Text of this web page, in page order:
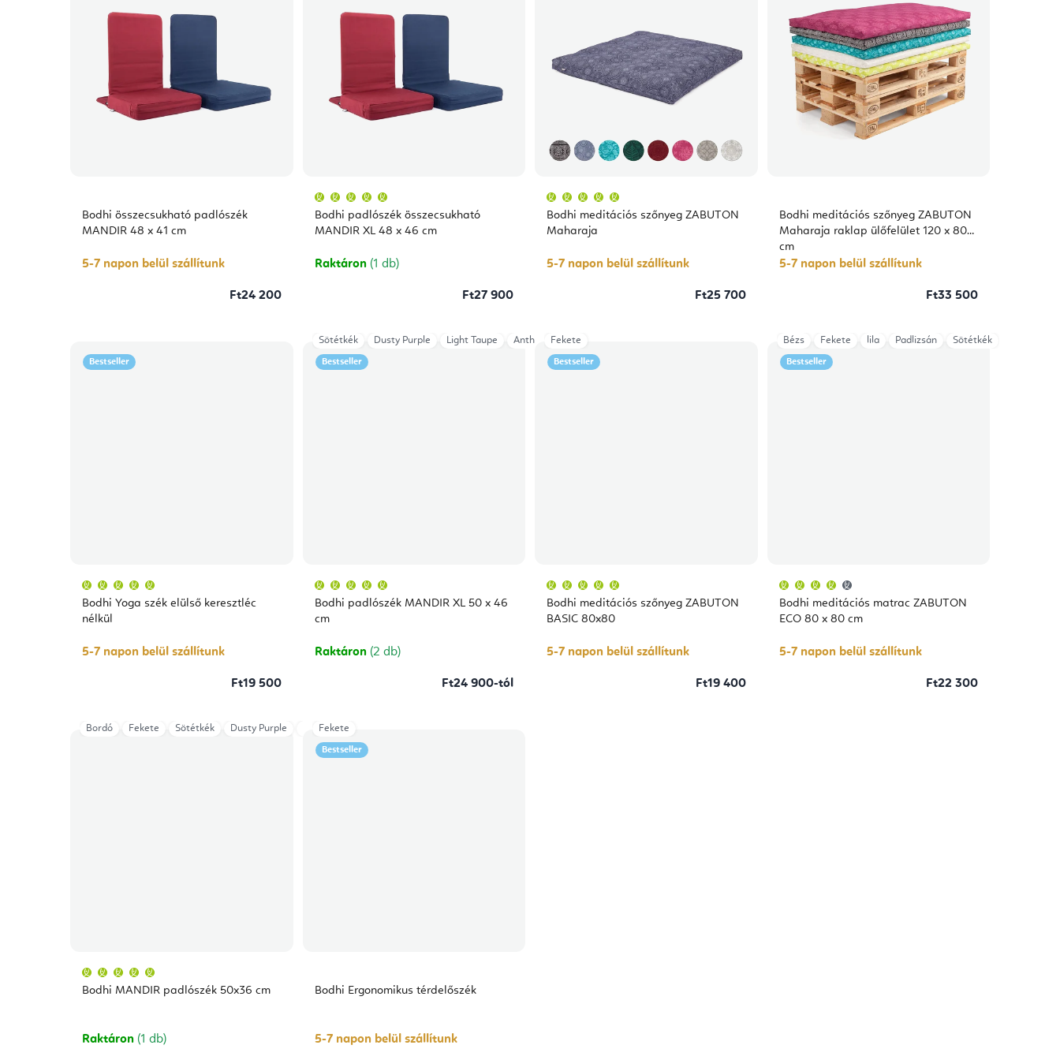
Bodhi összecsukható padlószék
MANDIR 48 x 41 cm
5-7 napon belül szállítunk
Ft24 200
Bodhi padlószék összecsukható
MANDIR XL 48 x 46 cm
átlagos
értékelése
5-
csillag.
Raktáron (1 db)
Ft27 900
Bodhi meditációs szőnyeg ZABUTON
Maharaja
átlagos
értékelése
csillag.
5-7 napon belül szállítunk
Ft25 700
Bodhi meditációs szőnyeg ZABUTON
Maharaja raklap ülőfelület 120 x 80
cm
5-7 napon belül szállítunk
Ft33 500
Bestseller
Bodhi Yoga szék elülső keresztléc
nélkül
átlagos
értékelése
csillag.
5-7 napon belül szállítunk
Ft19 500
Bestseller
Bodhi padlószék MANDIR XL 50 x 46
cm
átlagos
értékelése
csillag.
Raktáron (2 db)
Ft24 900-tól
Sötétkék Dusty Purple Light Taupe Anthracite
Bestseller
Bodhi meditációs szőnyeg ZABUTON
BASIC 80x80
átlagos
értékelése
csillag.
5-7 napon belül szállítunk
Ft19 400
Fekete
Bestseller
Bodhi meditációs matrac ZABUTON
ECO 80 x 80 cm
átlagos
értékelése
5-
csillag.
5-7 napon belül szállítunk
Ft22 300
Bézs Fekete lila Padlizsán Sötétkék
Bodhi MANDIR padlószék 50x36 cm
átlagos
értékelése
csillag.
Raktáron (1 db)
Bordó Fekete Sötétkék Dusty Purple Light Taupe
Bestseller
Bodhi Ergonomikus térdelőszék
5-7 napon belül szállítunk
Fekete